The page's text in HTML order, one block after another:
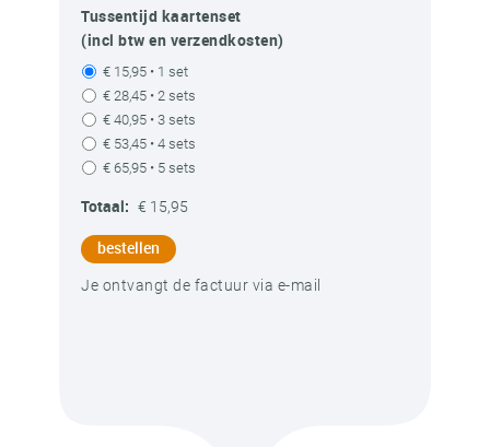
Tussentijd kaartenset
(incl btw en verzendkosten)
€ 15,95 • 1 set
€ 28,45 • 2 sets
€ 40,95 • 3 sets
€ 53,45 • 4 sets
€ 65,95 • 5 sets
Totaal: € 15,95
bestellen
Je ontvangt de factuur via e-mail
Werkboek Teams
Het werkboek voor teams
is onderverdeeld in de
teams om stil te staan bij…